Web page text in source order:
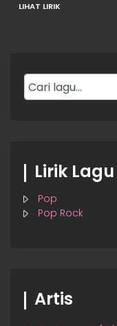
Lirik Lagu
Pop
Pop Rock
Artis